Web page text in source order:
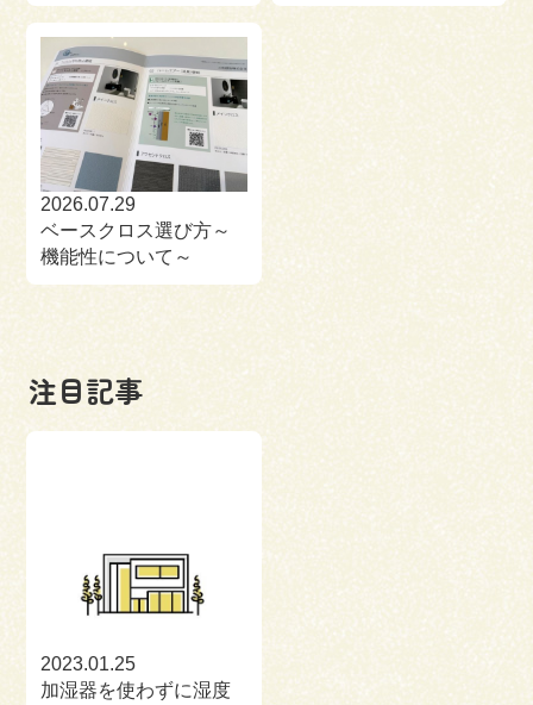
2026.07.29
ベースクロス選び方～
機能性について～
注目記事
2023.01.25
加湿器を使わずに湿度